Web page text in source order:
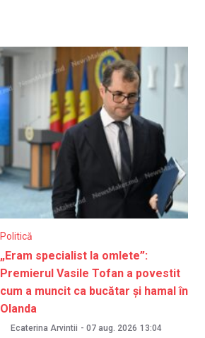
Politică
„Eram specialist la omlete”:
Premierul Vasile Tofan a povestit
cum a muncit ca bucătar și hamal în
Olanda
Ecaterina Arvintii - 07 aug. 2026 13:04